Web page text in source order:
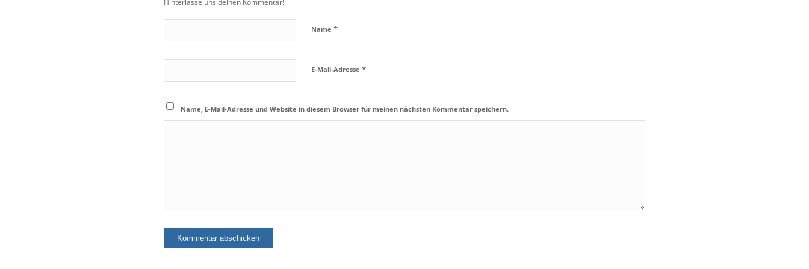
Hinterlasse uns deinen Kommentar!
Name *
E-Mail-Adresse *
Name, E-Mail-Adresse und Website in diesem Browser für meinen nächsten Kommentar speichern.